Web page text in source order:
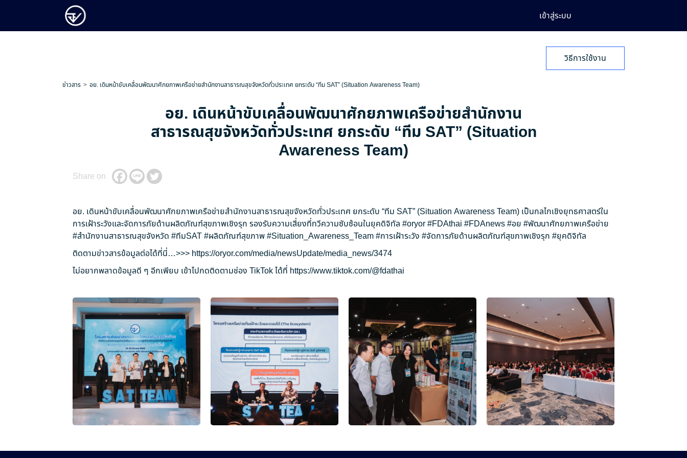
เข้าสู่ระบบ
วิธีการใช้งาน
ข่าวสาร อย. เดินหน้าขับเคลื่อนพัฒนาศักยภาพเครือข่ายสำนักงานสาธารณสุขจังหวัดทั่วประเทศ ยกระดับ “ทีม SAT” (Situation Awareness Team)
อย. เดินหน้าขับเคลื่อนพัฒนาศักยภาพเครือข่ายสำนักงาน
สาธารณสุขจังหวัดทั่วประเทศ ยกระดับ “ทีม SAT” (Situation
Awareness Team)
Share on
อย. เดินหน้าขับเคลื่อนพัฒนาศักยภาพเครือข่ายสำนักงานสาธารณสุขจังหวัดทั่วประเทศ ยกระดับ “ทีม SAT” (Situation Awareness Team) เป็นกลไกเชิงยุทธศาสตร์ใน
การเฝ้าระวังและจัดการภัยด้านผลิตภัณฑ์สุขภาพเชิงรุก รองรับความเสี่ยงที่ทวีความซับซ้อนในยุคดิจิทัล #oryor#FDAthai #FDAnews#อย #พัฒนาศักยภาพเครือข่าย
#สำนักงานสาธารณสุขจังหวัด #ทีมSAT#ผลิตภัณฑ์สุขภาพ#Situation_Awareness_Team#การเฝ้าระวัง #จัดการภัยด้านผลิตภัณฑ์สุขภาพเชิงรุก #ยุคดิจิทัล
ติดตามข่าวสารข้อมูลต่อได้ที่นี่…>>> https://oryor.com/media/newsUpdate/media_news/3474
ไม่อยากพลาดข้อมูลดี ๆ อีกเพียบ เข้าไปกดติดตามช่อง TikTok ได้ที่ https://www.tiktok.com/@fdathai